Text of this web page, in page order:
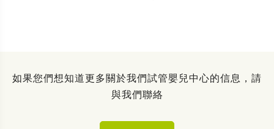
如果您們想知道更多關於我們試管嬰兒中心的信息，請
與我們聯絡